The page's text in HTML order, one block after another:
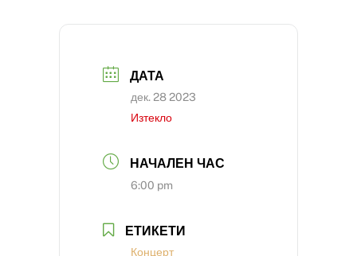
ДАТА
дек. 28 2023
Изтекло
НАЧАЛЕН ЧАС
6:00 pm
ЕТИКЕТИ
Концерт